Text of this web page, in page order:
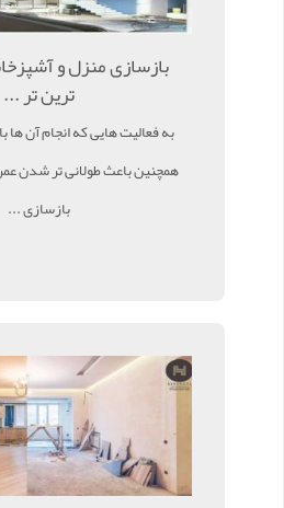
بازسازی منزل و
ترین تر ...
به فعالیت هایی که انجام آن
همچنین باعث طولانی تر شدن
بازسازی ...